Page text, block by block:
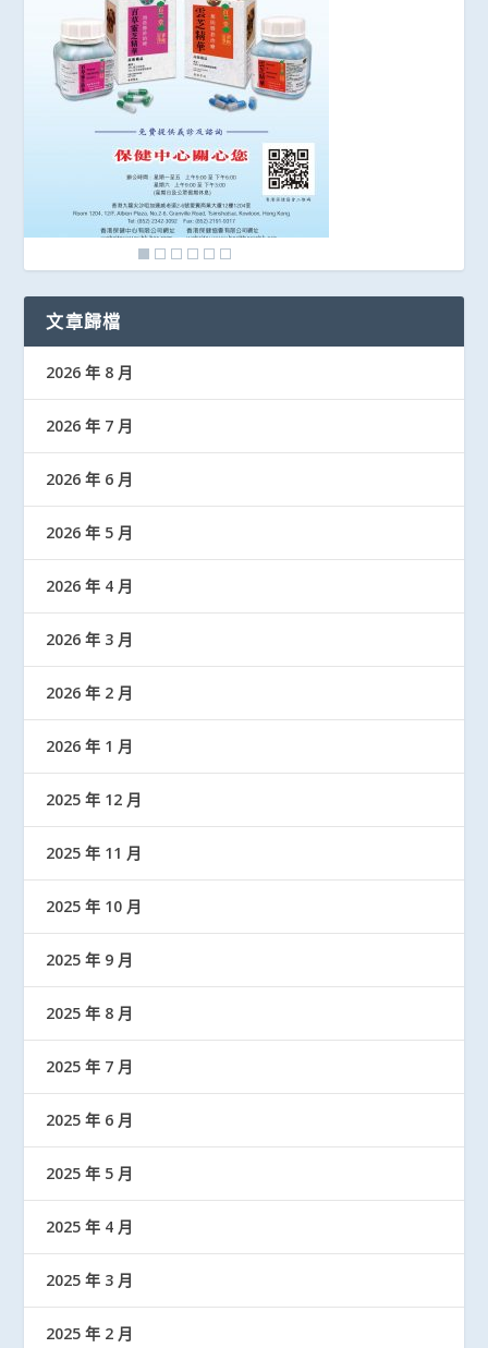
文章歸檔
2026 年 8 月
2026 年 7 月
2026 年 6 月
2026 年 5 月
2026 年 4 月
2026 年 3 月
2026 年 2 月
2026 年 1 月
2025 年 12 月
2025 年 11 月
2025 年 10 月
2025 年 9 月
2025 年 8 月
2025 年 7 月
2025 年 6 月
2025 年 5 月
2025 年 4 月
2025 年 3 月
2025 年 2 月